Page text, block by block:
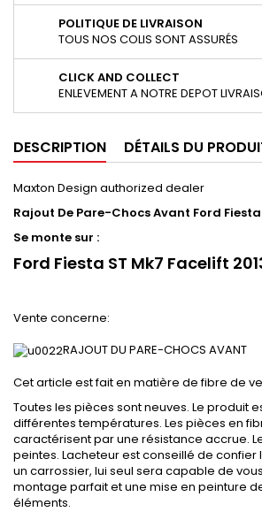
POLITIQUE DE LIVRAISON
TOUS NOS COLIS SONT ASSURÉS
CLICK AND COLLECT
ENLEVEMENT A NOTRE DEPOT
DESCRIPTION DÉTAILS DU
Maxton Design authorized dealer
Rajout De Pare-Chocs Avant Ford Fiesta
Se monte sur :
Ford Fiesta ST Mk7 Facelift
Vente concerne:
RAJOUT DU PARE-CHOCS AVANT
Cet article est fait en matière de fibre de
Toutes les pièces sont neuves. Le produit
différentes températures. Les pièces en
caractérisent par une résistance accrue.
peintes. Lacheteur est conseillé de confier
un carrossier, lui seul sera capable de
montage parfait et une mise en peinture
éléments.